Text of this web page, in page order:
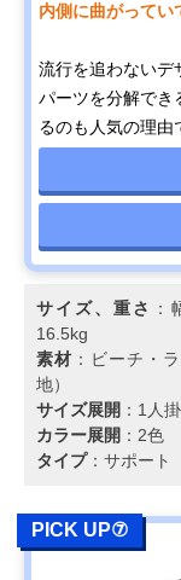
内側に曲がってい
流行を追わないデ
パーツを分解でき
るのも人気の理由
サイズ、重さ
：
16.5kg
素材 ：ビーチ・
地）
サイズ展開 ：1人
カラー展開 ：2色
タイプ：サポート
PICK UP⑦